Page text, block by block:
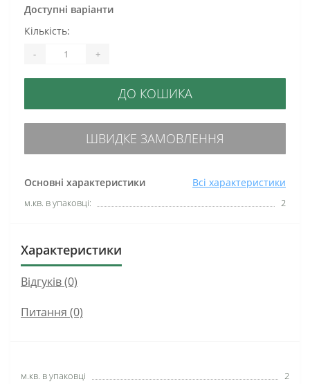
Основні характеристики Всі характеристики
м.кв. в упаковці: 2
Доступні варіанти
Кількість:
- +
ДО КОШИКА
ШВИДКЕ ЗАМОВЛЕННЯ
Характеристики
Відгуків (0)
Питання (0)
м.кв. в упаковці 2